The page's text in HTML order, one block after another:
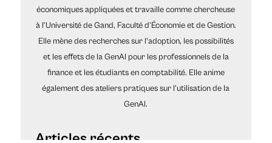
économiques appliquées et travaille comme chercheuse
à l’Université de Gand, Faculté d’Économie et de Gestion.
Elle mène des recherches sur l’adoption, les possibilités
et les effets de la GenAI pour les professionnels de la
finance et les étudiants en comptabilité. Elle anime
également des ateliers pratiques sur l’utilisation de la
GenAI.